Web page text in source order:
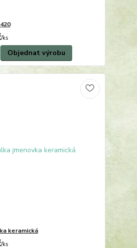
/ks
Objednat výrobu
keramická
/ks